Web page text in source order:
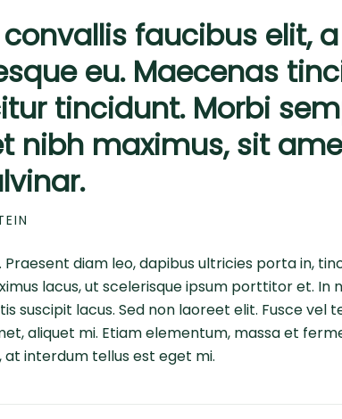
convallis faucibus elit,
eu. Maecenas
tincidunt. Morbi
nibh maximus, sit
Praesent diam leo, dapibus ultricies porta in,
lacus, ut scelerisque ipsum porttitor et. In
suscipit lacus. Sed non laoreet elit. Fusce vel
aliquet mi. Etiam elementum, massa et
at interdum tellus est eget mi.